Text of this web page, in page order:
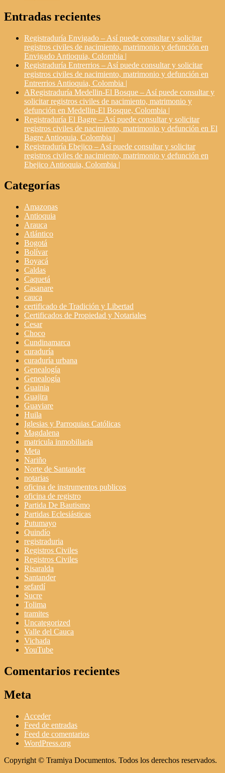
Entradas recientes
Registraduría Envigado – Así puede consultar y solicitar
registros civiles de nacimiento, matrimonio y defunción en
Envigado Antioquia, Colombia |
Registraduría Entrerrios – Así puede consultar y solicitar
registros civiles de nacimiento, matrimonio y defunción en
Entrerrios Antioquia, Colombia |
ARegistraduría Medellin-El Bosque – Así puede consultar y
solicitar registros civiles de nacimiento, matrimonio y
defunción en Medellin-El Bosque, Colombia |
Registraduría El Bagre – Así puede consultar y solicitar
registros civiles de nacimiento, matrimonio y defunción en El
Bagre Antioquia, Colombia |
Registraduría Ebejico – Así puede consultar y solicitar
registros civiles de nacimiento, matrimonio y defunción en
Ebejico Antioquia, Colombia |
Categorías
Amazonas
Antioquia
Arauca
Atlántico
Bogotá
Bolívar
Boyacá
Caldas
Caquetá
Casanare
cauca
certificado de Tradición y Libertad
Certificados de Propiedad y Notariales
Cesar
Choco
Cundinamarca
curaduría
curaduría urbana
Genealogía
Genealogía
Guainia
Guajira
Guaviare
Huila
Iglesias y Parroquias Católicas
Magdalena
matricula inmobiliaria
Meta
Nariño
Norte de Santander
notarias
oficina de instrumentos publicos
oficina de registro
Partida De Bautismo
Partidas Eclesiásticas
Putumayo
Quindío
registraduria
Registros Civiles
Registros Civiles
Risaralda
Santander
sefardí
Sucre
Tolima
tramites
Uncategorized
Valle del Cauca
Vichada
YouTube
Comentarios recientes
Meta
Acceder
Feed de entradas
Feed de comentarios
WordPress.org
Copyright © Tramiya Documentos. Todos los derechos reservados.